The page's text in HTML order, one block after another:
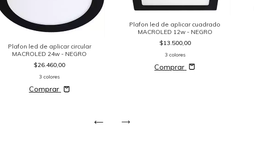
Plafon led de aplicar circular
MACROLED 24w - NEGRO
$26.460,00
3 colores
Comprar
Plafon led de aplicar cuadrado
MACROLED 12w - NEGRO
$13.500,00
3 colores
Comprar